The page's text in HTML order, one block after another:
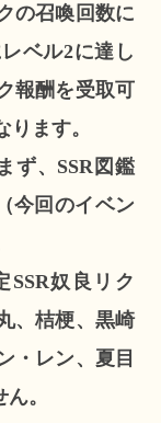
の召喚回数に
ベル2に達し
報酬を受取可
ます。
ず、SSR図鑑
今回のイベン
SSR奴良リク
、桔梗、黒崎
・レン、夏目
。